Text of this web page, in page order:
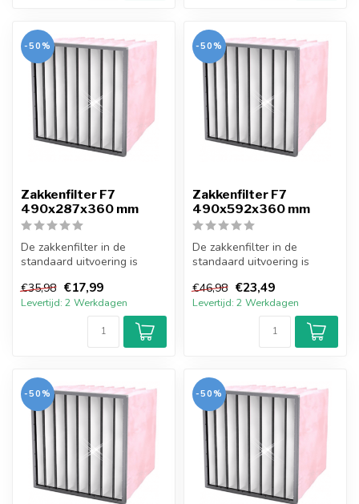
-50%
Zakkenfilter F7
490x287x360 mm
De zakkenfilter in de
standaard uitvoering is
behuizing...
€35,98 €17,99
Levertijd: 2 Werkdagen
-50%
Zakkenfilter F7
490x592x360 mm
De zakkenfilter in de
standaard uitvoering is
behuizing...
€46,98 €23,49
Levertijd: 2 Werkdagen
-50% -50%